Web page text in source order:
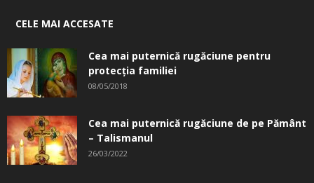
CELE MAI ACCESATE
Cea mai puternică rugăciune pentru
protecția familiei
08/05/2018
Cea mai puternică rugăciune de pe Pământ
– Talismanul
26/03/2022